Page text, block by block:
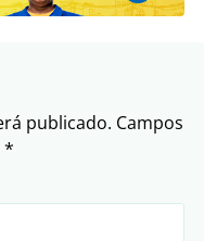
publicado. Campos
*